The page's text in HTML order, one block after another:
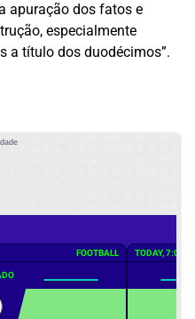
apuração dos fatos e
especialmente
a título dos duodécimos”.